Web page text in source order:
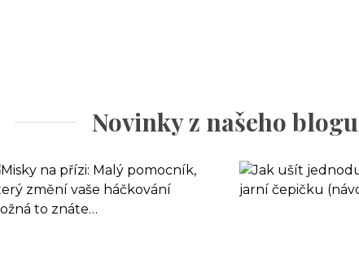
Novinky z našeho blogu